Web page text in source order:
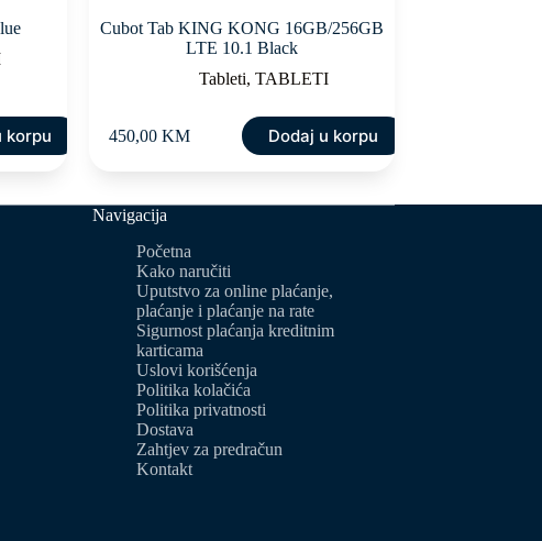
korpu
Cubot Tab KING KONG 16GB/256GB
LTE 10.1 Black
Tableti, TABLETI
450,00 KM Dodaj u korpu
Navigacija
Početna
Kako naručiti
Uputstvo za online plaćanje,
plaćanje i plaćanje na rate
Sigurnost plaćanja kreditnim
karticama
Uslovi korišćenja
Politika kolačića
Politika privatnosti
Dostava
Zahtjev za predračun
Kontakt